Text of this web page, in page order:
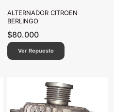
ALTERNADOR CITROEN
BERLINGO
$80.000
Ver Repuesto